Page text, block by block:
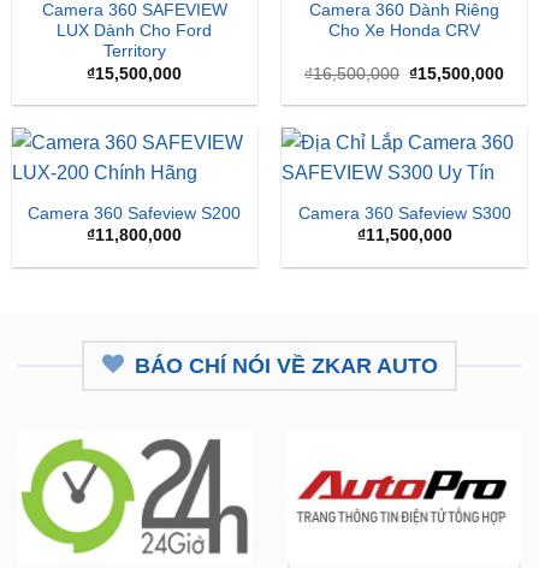
Camera 360 SAFEVIEW
LUX Dành Cho Ford
Territory
₫15,500,000
Camera 360 Dành Riêng
Cho Xe Honda CRV
₫16,500,000 Giá
là:
₫15,500,000Giá
tại
Camera 360 Safeview S200
₫11,800,000
Camera 360 Safeview S300
₫11,500,000
BÁO CHÍ NÓI VỀ ZKAR AUTO